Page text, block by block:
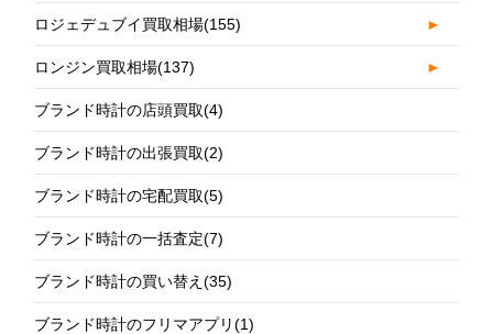
ロジェデュブイ買取相場(155) ►
ロンジン買取相場(137) ►
ブランド時計の店頭買取(4)
ブランド時計の出張買取(2)
ブランド時計の宅配買取(5)
ブランド時計の一括査定(7)
ブランド時計の買い替え(35)
ブランド時計のフリマアプリ(1)